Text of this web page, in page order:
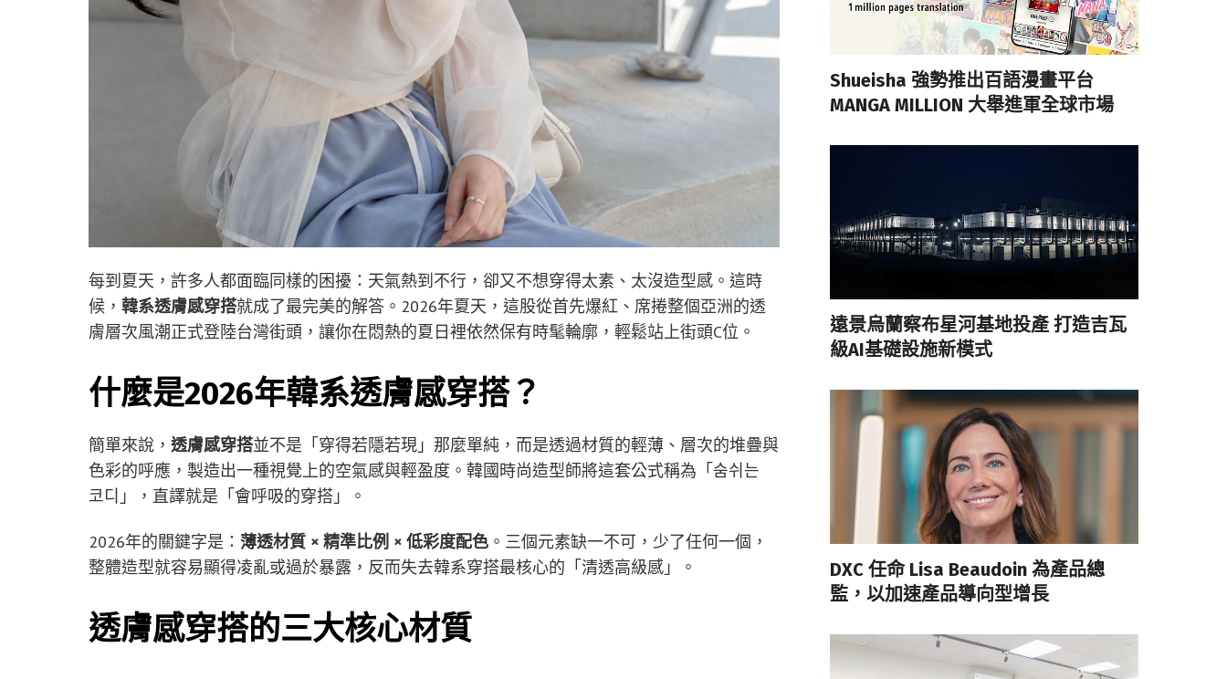
每到夏天，許多人都面臨同樣的困擾：天氣熱到不行，卻又不想穿得太素、太沒造型感。這時
候， 韓系透膚感穿搭就成了最完美的解答。2026年夏天，這股從首先爆紅、席捲整個亞洲的透
膚層次風潮正式登陸台灣街頭，讓你在悶熱的夏日裡依然保有時髦輪廓，輕鬆站上街頭C位。
什麼是2026年韓系透膚感穿搭？
簡單來說， 透膚感穿搭並不是「穿得若隱若現」那麼單純，而是透過材質的輕薄、層次的堆疊與
色彩的呼應，製造出一種視覺上的空氣感與輕盈度。韓國時尚造型師將這套公式稱為「숨쉬는
코디」，直譯就是「會呼吸的穿搭」。
2026年的關鍵字是： 薄透材質 × 精準比例 × 低彩度配色 。三個元素缺一不可，少了任何一個，
整體造型就容易顯得凌亂或過於暴露，反而失去韓系穿搭最核心的「清透高級感」。
透膚感穿搭的三大核心材質
Shueisha 強勢推出百語漫畫平台
MANGA MILLION 大舉進軍全球市場
遠景烏蘭察布星河基地投產 打造吉瓦
級AI基礎設施新模式
DXC 任命 Lisa Beaudoin 為產品總
監，以加速產品導向型增長